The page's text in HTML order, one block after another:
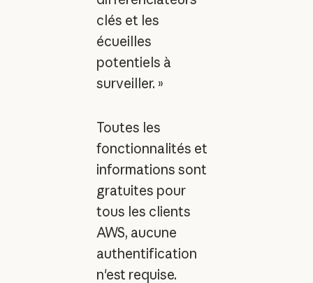
clés et les
écueilles
potentiels à
surveiller. »
Toutes les
fonctionnalités et
informations sont
gratuites pour
tous les clients
AWS, aucune
authentification
n'est requise.